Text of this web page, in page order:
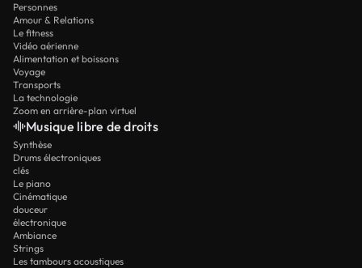
Personnes
Amour & Relations
Le fitness
Vidéo aérienne
Alimentation et boissons
Voyage
Transports
La technologie
Zoom en arrière-plan virtuel
Musique libre de droits
Synthèse
Drums électroniques
clés
Le piano
Cinématique
douceur
électronique
Ambiance
Strings
Les tambours acoustiques